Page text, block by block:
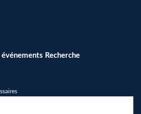
Recherche